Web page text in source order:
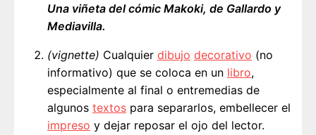
Una viñeta del cómic Makoki, de Gallardo y
Mediavilla.
(vignette) Cualquier dibujo decorativo (no
informativo) que se coloca en un libro,
especialmente al final o entremedias de
algunos textos para separarlos, embellecer el
impreso y dejar reposar el ojo del lector.